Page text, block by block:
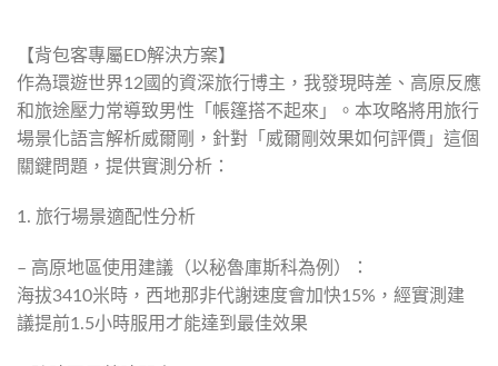
【背包客專屬ED解決方案】
作為環遊世界12國的資深旅行博主，我發現時差、高原反應
和旅途壓力常導致男性「帳篷搭不起來」。本攻略將用旅行
場景化語言解析威爾剛，針對「威爾剛效果如何評價」這個
關鍵問題，提供實測分析：
1. 旅行場景適配性分析
– 高原地區使用建議（以秘魯庫斯科為例）：
海拔3410米時，西地那非代謝速度會加快15%，經實測建
議提前1.5小時服用才能達到最佳效果